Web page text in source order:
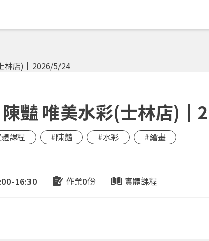
豔 唯美水彩(士林店
課程 #陳豔 #水彩 #繪畫
16:30 作業0份 實體課程